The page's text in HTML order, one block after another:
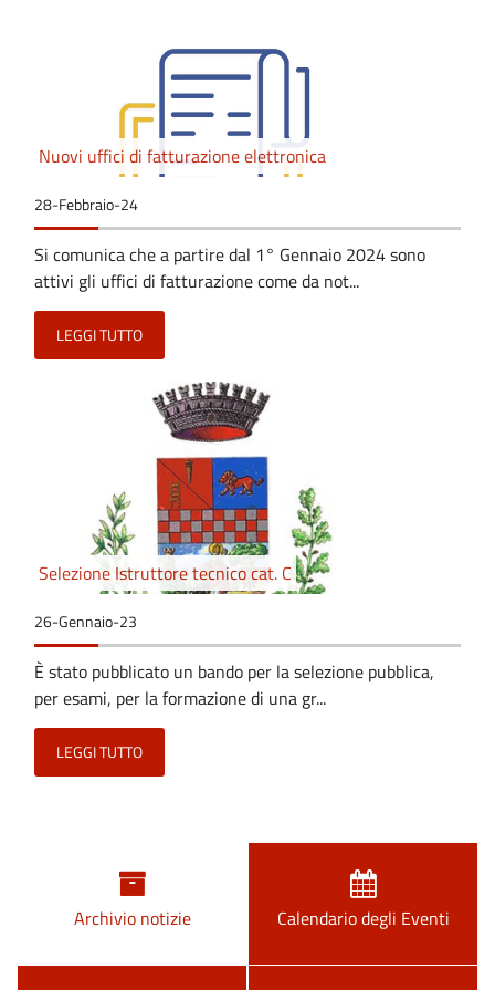
Nuovi uffici di fatturazione elettronica
28-Febbraio-24
Si comunica che a partire dal 1° Gennaio 2024 sono
attivi gli uffici di fatturazione come da not...
LEGGI TUTTO
Selezione Istruttore tecnico cat. C
26-Gennaio-23
È stato pubblicato un bando per la selezione pubblica,
per esami, per la formazione di una gr...
LEGGI TUTTO
Archivio notizie Calendario degli Eventi